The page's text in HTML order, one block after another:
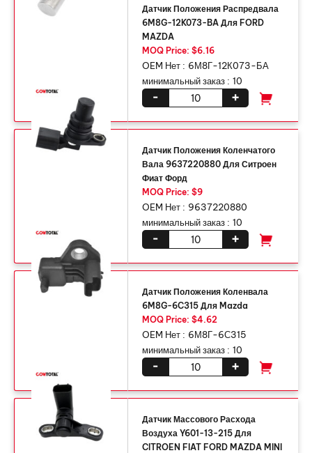
Датчик Положения Распредвала
6M8G-12K073-BA Для FORD
MAZDA
MOQ Price: $6.16
OEM Нет : 6М8Г-12К073-БА
минимальный заказ : 10
+
-
Датчик Положения Коленчатого
Вала 9637220880 Для Ситроен
Фиат Форд
MOQ Price: $9
OEM Нет : 9637220880
минимальный заказ : 10
+
-
Датчик Положения Коленвала
6M8G-6C315 Для Mazda
MOQ Price: $4.62
OEM Нет : 6М8Г-6С315
минимальный заказ : 10
+
-
Датчик Массового Расхода
Воздуха Y601-13-215 Для
CITROEN FIAT FORD MAZDA MINI